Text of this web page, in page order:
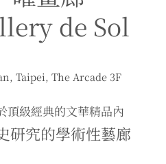
de Sol
Taipei, The Arcade 3F
頂級經典的文華精品內
研究的學術性藝廊